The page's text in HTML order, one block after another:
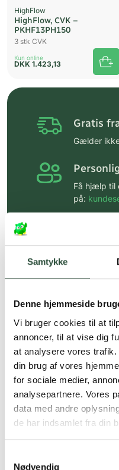
Samtykke
Denne hjemmeside
Vi bruger cookies til at
annoncer, til at vise dig
at analysere vores
din brug af vores
for sociale medier,
analysepartnere. Vores
data med andre
de har indsamlet fra din
Nødvendig
HighFlow
HighFlow, CVK –
PKHF13PH150
3 stk CVK
Kun online
DKK 1.423,13
Gratis
Gælder
Få hjælp til
på:
Hurtig
Hurtigt
Faste
Stort
Vi tilbyder
cremer,
produkter
Læs mere